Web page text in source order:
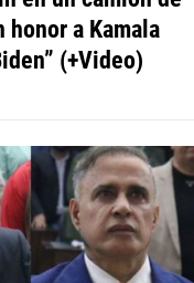
honor a Kamala
(+Video)